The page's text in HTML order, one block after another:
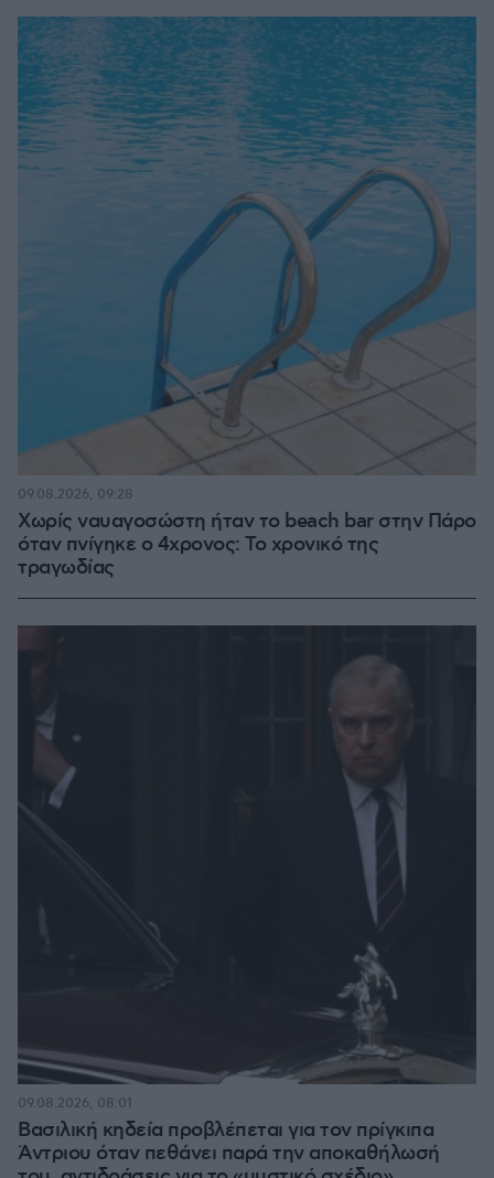
Χωρίς ναυαγοσώστη ήταν το beach bar στην Πάρο
όταν πνίγηκε ο 4χρονος: Το χρονικό της
τραγωδίας
09.08.2026, 09:28
Βασιλική κηδεία προβλέπεται για τον πρίγκιπα
Άντριου όταν πεθάνει παρά την αποκαθήλωσή
09.08.2026, 08:01